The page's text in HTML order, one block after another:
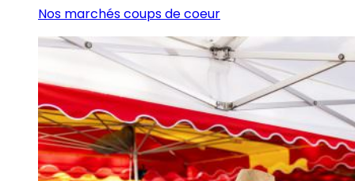
Nos marchés coups de coeur